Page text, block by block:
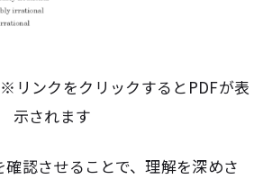
ンクをクリックするとPDFが表
示されます
認させることで、理解を深めさ